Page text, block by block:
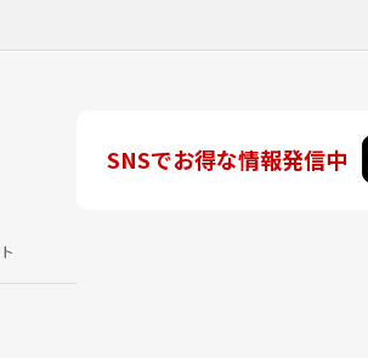
SNSでお得な情報発信中